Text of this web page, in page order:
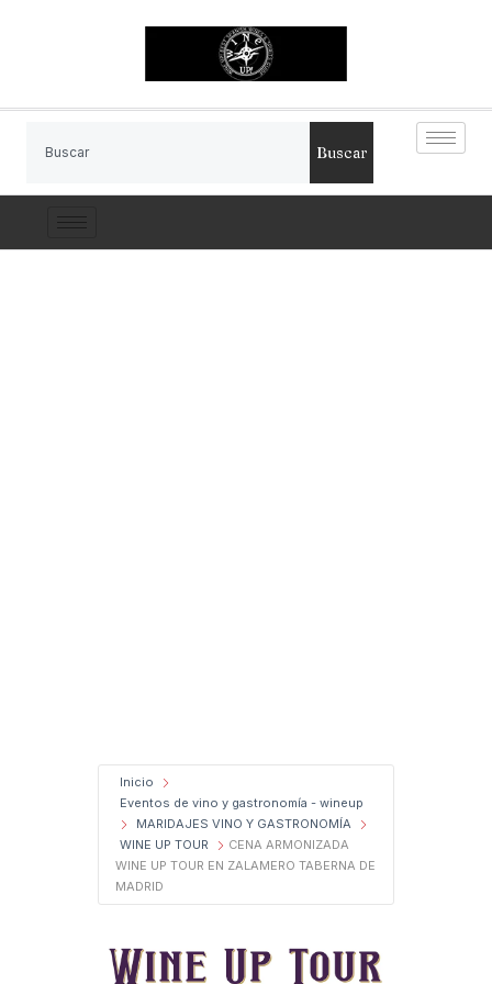
Buscar
Inicio
Eventos de vino y gastronomía - wineup
MARIDAJES VINO Y GASTRONOMÍA
WINE UP TOUR
CENA ARMONIZADA
WINE UP TOUR EN ZALAMERO TABERNA DE
MADRID